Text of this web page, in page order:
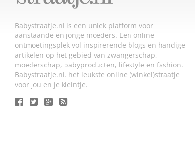
Babystraatje.nl is een uniek platform voor
aanstaande en jonge moeders. Een online
ontmoetingsplek vol inspirerende blogs en handige
artikelen op het gebied van zwangerschap,
moederschap, babyproducten, lifestyle en fashion.
Babystraatje.nl, het leukste online (winkel)straatje
voor jou en je kleintje.